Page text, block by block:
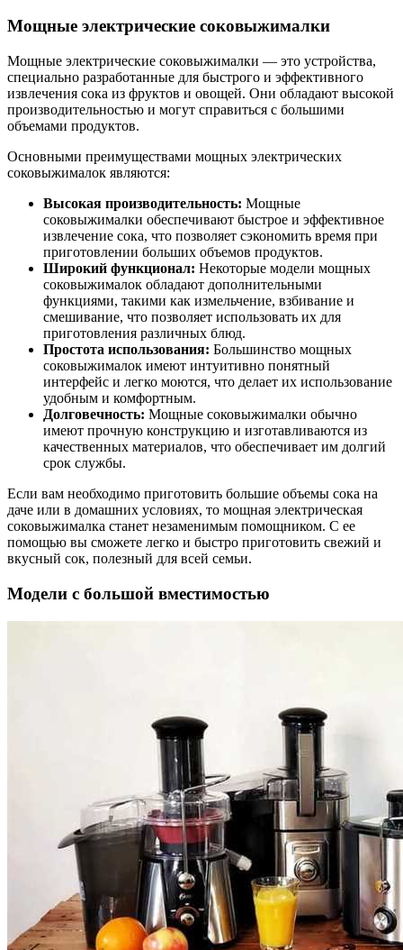
Мощные электрические соковыжималки
Мощные электрические соковыжималки — это устройства,
специально разработанные для быстрого и эффективного
извлечения сока из фруктов и овощей. Они обладают высокой
производительностью и могут справиться с большими
объемами продуктов.
Основными преимуществами мощных электрических
соковыжималок являются:
Высокая производительность: Мощные
соковыжималки обеспечивают быстрое и эффективное
извлечение сока, что позволяет сэкономить время при
приготовлении больших объемов продуктов.
Широкий функционал: Некоторые модели мощных
соковыжималок обладают дополнительными
функциями, такими как измельчение, взбивание и
смешивание, что позволяет использовать их для
приготовления различных блюд.
Простота использования: Большинство мощных
соковыжималок имеют интуитивно понятный
интерфейс и легко моются, что делает их использование
удобным и комфортным.
Долговечность: Мощные соковыжималки обычно
имеют прочную конструкцию и изготавливаются из
качественных материалов, что обеспечивает им долгий
срок службы.
Если вам необходимо приготовить большие объемы сока на
даче или в домашних условиях, то мощная электрическая
соковыжималка станет незаменимым помощником. С ее
помощью вы сможете легко и быстро приготовить свежий и
вкусный сок, полезный для всей семьи.
Модели с большой вместимостью